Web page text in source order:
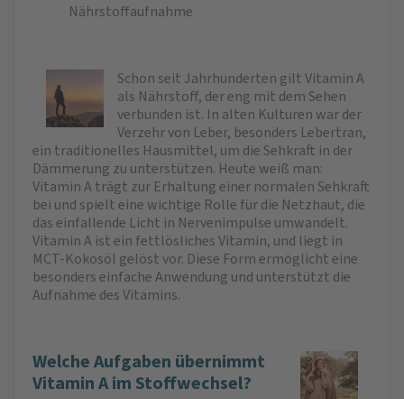
Nährstoffaufnahme
Schon seit Jahrhunderten gilt Vitamin A
als Nährstoff, der eng mit dem Sehen
verbunden ist. In alten Kulturen war der
Verzehr von Leber, besonders Lebertran,
ein traditionelles Hausmittel, um die Sehkraft in der
Dämmerung zu unterstützen. Heute weiß man:
Vitamin A trägt zur Erhaltung einer normalen Sehkraft
bei und spielt eine wichtige Rolle für die Netzhaut, die
das einfallende Licht in Nervenimpulse umwandelt.
Vitamin A ist ein fettlösliches Vitamin, und liegt in
MCT-Kokosöl gelöst vor. Diese Form ermöglicht eine
besonders einfache Anwendung und unterstützt die
Aufnahme des Vitamins.
Welche Aufgaben übernimmt
Vitamin A im Stoffwechsel?